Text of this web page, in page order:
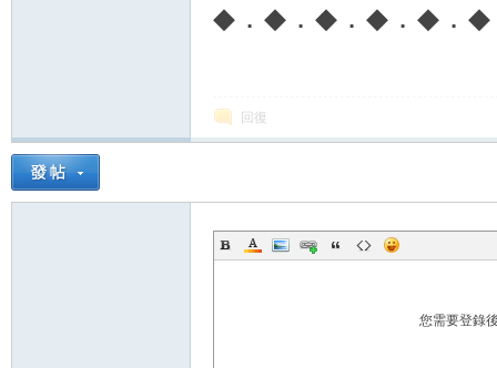
◆．◆．◆．◆．◆．
回復
您需要登錄